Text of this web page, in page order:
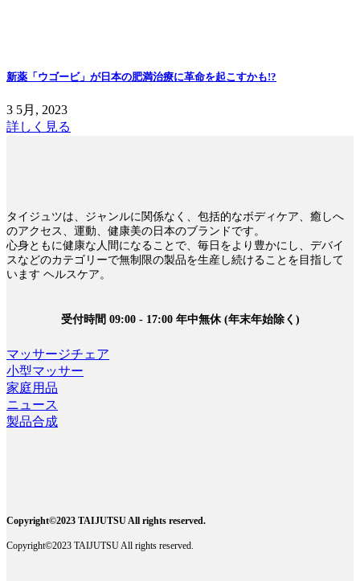
新薬「ウゴービ」が日本の肥満治療に革命を起こすかも!?
3 5月, 2023
詳しく見る
タイジュツは、ジャンルに関係なく、包括的なボディケア、癒しへ
のアクセス、運動、健康美の日本のブランドです。
心身ともに健康な人間になることで、毎日をより豊かにし、デバイ
スなどのカテゴリーで無制限の製品を生産し続けることを目指して
います ヘルスケア。
受付時間 09:00 - 17:00 年中無休 (年末年始除く)
マッサージチェア
小型マッサー
家庭用品
ニュース
製品合成
Copyright©2023 TAIJUTSU All rights reserved.
Copyright©2023 TAIJUTSU All rights reserved.